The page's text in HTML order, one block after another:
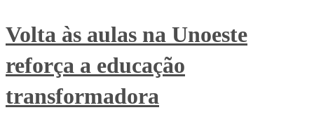
Volta às aulas na Unoeste
reforça a educação
transformadora